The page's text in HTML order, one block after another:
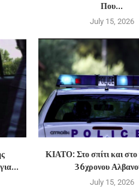
Που...
July 15, 2026
ΚΙΑΤΟ: Στο σπίτι και στο
36χρονου
July 15, 2026